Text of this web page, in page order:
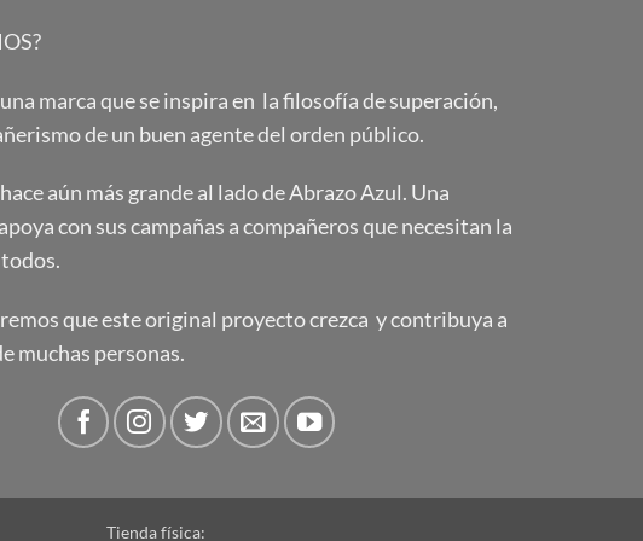
marca que se inspira en la filosofía de superación,
de un buen agente del orden público.
aún más grande al lado de Abrazo Azul. Una
con sus campañas a compañeros que necesitan la
que este original proyecto crezca y contribuya a
muchas personas.
Tienda física: